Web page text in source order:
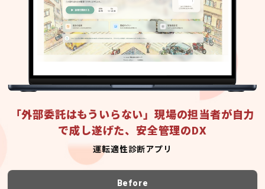
「外部委託はもういらない」現場の担当者が自力
で成し遂げた、安全管理のDX
運転適性診断アプリ
Before